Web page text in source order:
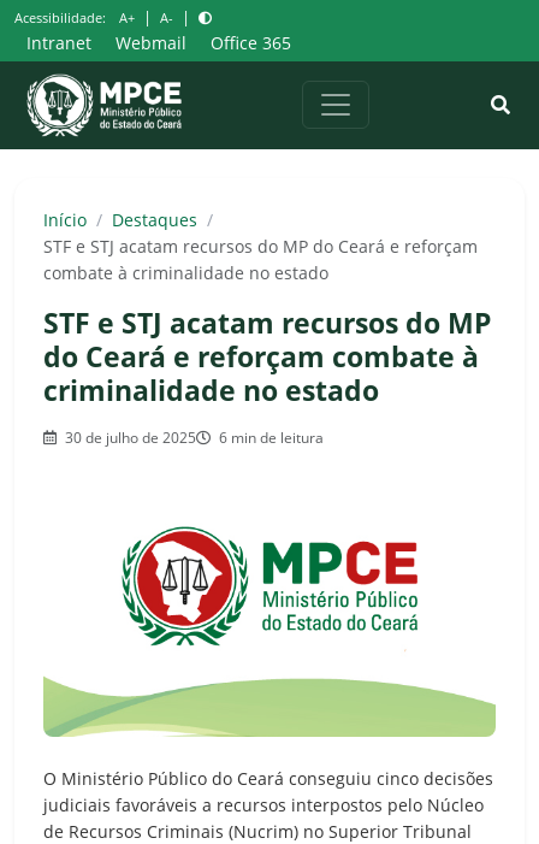
Pular
para
o
conteúdo
Acessibilidade: A+ | A- |
Intranet Webmail Office 365
Início / Destaques /
STF e STJ acatam recursos do MP do Ceará e reforçam
combate à criminalidade no estado
STF e STJ acatam recursos do MP
do Ceará e reforçam combate à
criminalidade no estado
30 de julho de 2025 6 min de leitura
O Ministério Público do Ceará conseguiu cinco decisões
judiciais favoráveis a recursos interpostos pelo Núcleo
de Recursos Criminais (Nucrim) no Superior Tribunal